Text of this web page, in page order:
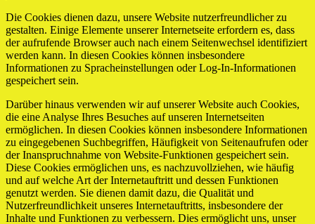
Die Cookies dienen dazu, unsere Website nutzerfreundlicher zu
gestalten. Einige Elemente unserer Internetseite erfordern es, dass
der aufrufende Browser auch nach einem Seitenwechsel identifiziert
werden kann. In diesen Cookies können insbesondere
Informationen zu Spracheinstellungen oder Log-In-Informationen
gespeichert sein.
Darüber hinaus verwenden wir auf unserer Website auch Cookies,
die eine Analyse Ihres Besuches auf unseren Internetseiten
ermöglichen. In diesen Cookies können insbesondere Informationen
zu eingegebenen Suchbegriffen, Häufigkeit von Seitenaufrufen oder
der Inanspruchnahme von Website-Funktionen gespeichert sein.
Diese Cookies ermöglichen uns, es nachzuvollziehen, wie häufig
und auf welche Art der Internetauftritt und dessen Funktionen
genutzt werden. Sie dienen damit dazu, die Qualität und
Nutzerfreundlichkeit unseres Internetauftritts, insbesondere der
Inhalte und Funktionen zu verbessern. Dies ermöglicht uns, unser